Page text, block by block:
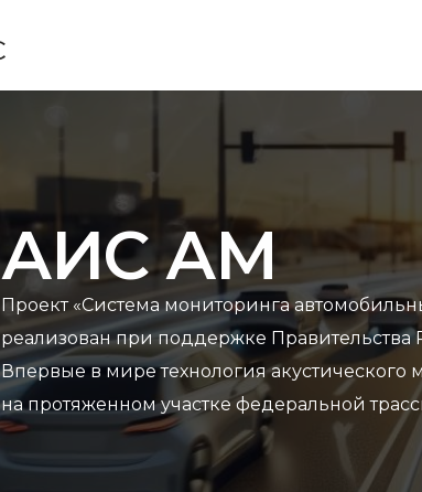
АИС АМ
Проект «Система мониторинга
реализован при поддержке Правительства
Впервые в мире технология
на протяженном участке федеральной